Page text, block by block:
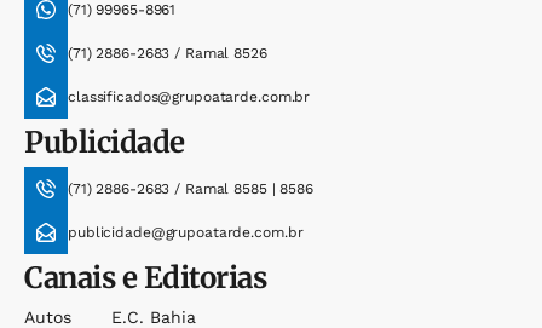
(71) 99965-8961
(71) 2886-2683 / Ramal 8526
classificados@grupoatarde.com.br
Publicidade
(71) 2886-2683 / Ramal 8585 | 8586
publicidade@grupoatarde.com.br
Canais e Editorias
Autos
E.c. Bahia